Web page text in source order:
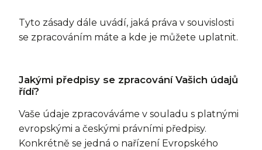
Tyto zásady dále uvádí, jaká práva v souvislosti
se zpracováním máte a kde je můžete uplatnit.
Jakými předpisy se zpracování Vašich údajů
řídí?
Vaše údaje zpracováváme v souladu s platnými
evropskými a českými právními předpisy.
Konkrétně se jedná o nařízení Evropského